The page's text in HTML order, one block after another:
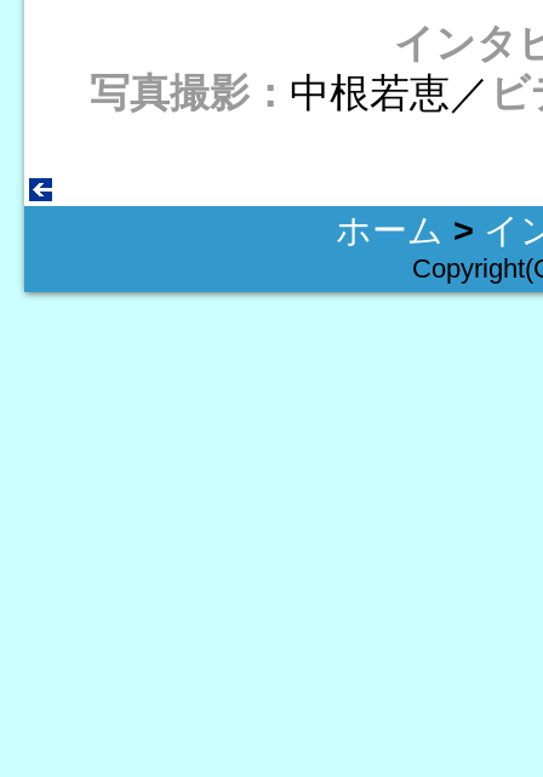
インタ
写真撮影： 中根若恵／
ホーム > イ